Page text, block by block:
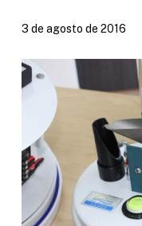
3 de agosto de 2016